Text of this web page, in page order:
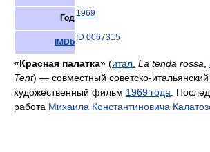
Год 1969
IMDb ID 0067315
«Красная палатка» (итал. La tenda rossa
Tent) — совместный советско-
художественный фильм 1969 года .
работа Михаила Константиновича